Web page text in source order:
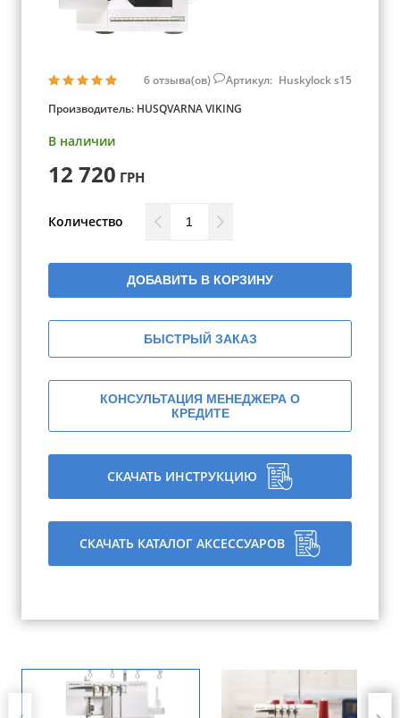
6отзыва(ов) Артикул: Huskylock s15
Производитель: HUSQVARNA VIKING
В наличии
12 720 ГРН
Количество
ДОБАВИТЬ В КОРЗИНУ
БЫСТРЫЙ ЗАКАЗ
КОНСУЛЬТАЦИЯ МЕНЕДЖЕРА О
КРЕДИТЕ
СКАЧАТЬ ИНСТРУКЦИЮ
СКАЧАТЬ КАТАЛОГ АКСЕССУАРОВ